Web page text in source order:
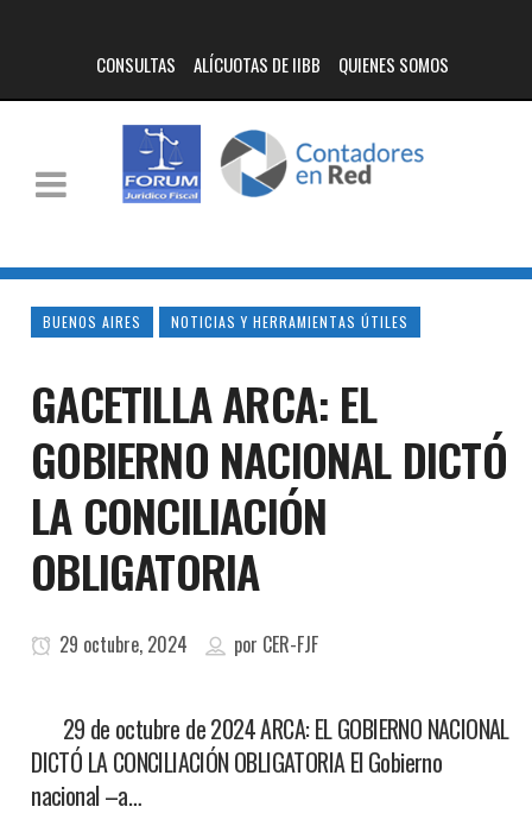
CONSULTAS ALÍCUOTAS DE IIBB QUIENES SOMOS
BUENOS AIRES NOTICIAS Y HERRAMIENTAS ÚTILES
GACETILLA ARCA: EL
GOBIERNO NACIONAL DICTÓ
LA CONCILIACIÓN
OBLIGATORIA
29 octubre, 2024 por CER-FJF
29 de octubre de 2024 ARCA: EL GOBIERNO NACIONAL
DICTÓ LA CONCILIACIÓN OBLIGATORIA El Gobierno
nacional –a…